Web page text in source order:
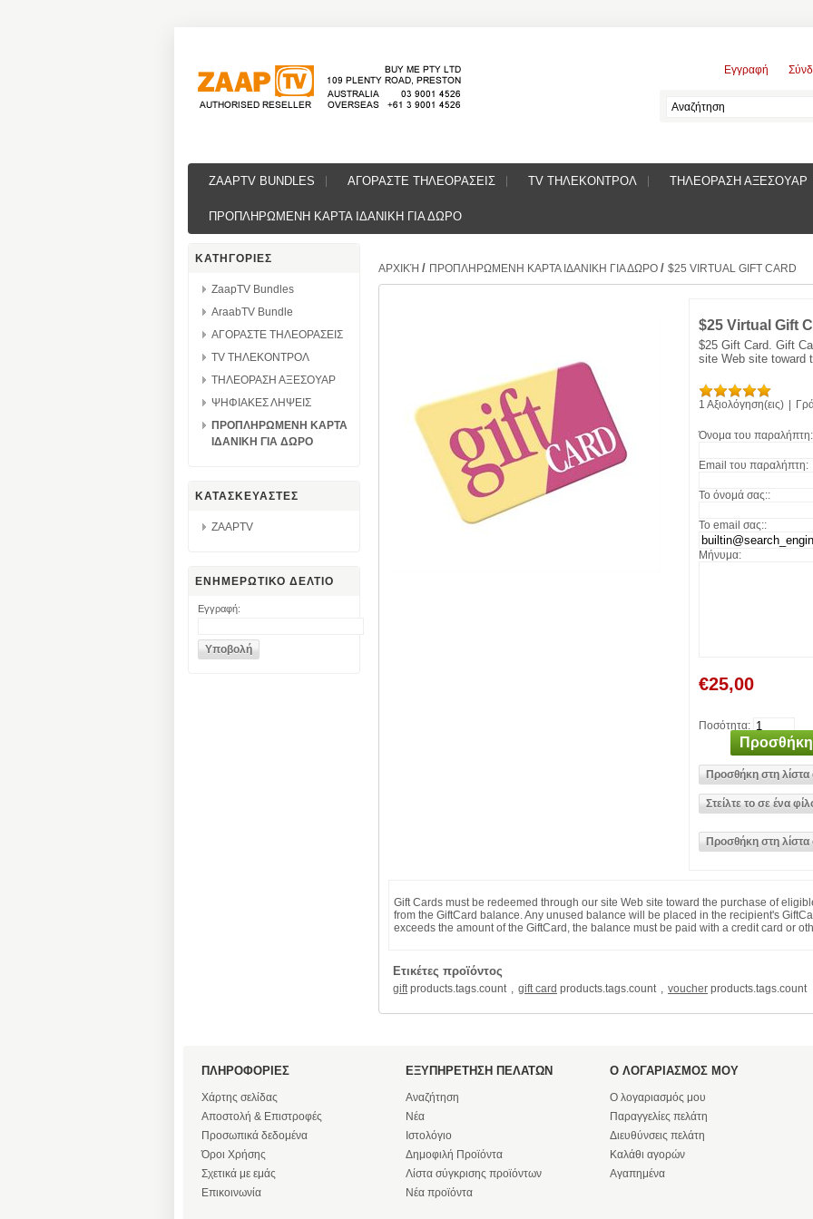
Εγγραφή
ZAAPTV BUNDLES ΑΓΟΡΑΣΤΕ ΤΗΛΕΟΡΑΣΕΙΣ TV ΤΗΛΕΚΟΝΤΡΟΛ ΤΗΛΕΟΡΑΣΗ ΑΞΕΣΟΥΑΡ
ΠΡΟΠΛΗΡΩΜΕΝΗ ΚΑΡΤΑ ΙΔΑΝΙΚΗ ΓΙΑ ΔΩΡΟ
ΚΑΤΗΓΟΡΙΕΣ
ZaapTV Bundles
AraabTV Bundle
ΑΓΟΡΑΣΤΕ ΤΗΛΕΟΡΑΣΕΙΣ
TV ΤΗΛΕΚΟΝΤΡΟΛ
ΤΗΛΕΟΡΑΣΗ ΑΞΕΣΟΥΑΡ
ΨΗΦΙΑΚΕΣ ΛΗΨΕΙΣ
ΠΡΟΠΛΗΡΩΜΕΝΗ ΚΑΡΤΑ
ΙΔΑΝΙΚΗ ΓΙΑ ΔΩΡΟ
ΚΑΤΑΣΚΕΥΑΣΤΕΣ
ZAAPTV
ΕΝΗΜΕΡΩΤΙΚΟ ΔΕΛΤΙΟ
Εγγραφή:
ΑΡΧΙΚΉ / ΠΡΟΠΛΗΡΩΜΕΝΗ ΚΑΡΤΑ ΙΔΑΝΙΚΗ ΓΙΑ ΔΩΡΟ / $25 VIRTUAL GIFT CARD
$25 Virtual Gift
$25 Gift Card. Gift
site Web site toward
1 Αξιολόγηση(εις) |
Όνομα του
Email του παραλήπτη:
Το όνομά σας::
Το email σας::
Μήνυμα:
€25,00
Ποσότητα:
Gift Cards must be redeemed through our site Web site toward the purchase of
from the GiftCard balance. Any unused balance will be placed in the recipient's
exceeds the amount of the GiftCard, the balance must be paid with a credit card or
Ετικέτες προϊόντος
gift products.tags.count gift card products.tags.count voucher products.tags.count
ΠΛΗΡΟΦΟΡΙΕΣ
Χάρτης σελίδας
Αποστολή & Επιστροφές
Προσωπικά δεδομένα
Όροι Χρήσης
Σχετικά με εμάς
Επικοινωνία
ΕΞΥΠΗΡΕΤΗΣΗ ΠΕΛΑΤΩΝ
Αναζήτηση
Νέα
Ιστολόγιο
Δημοφιλή Προϊόντα
Λίστα σύγκρισης προϊόντων
Νέα προϊόντα
Ο ΛΟΓΑΡΙΑΣΜΟΣ ΜΟΥ
Ο λογαριασμός μου
Παραγγελίες πελάτη
Διευθύνσεις πελάτη
Καλάθι αγορών
Αγαπημένα